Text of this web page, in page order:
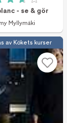
Betyg: 3.7 av 5
- se & gör
Myllymäki
av Kökets kurser